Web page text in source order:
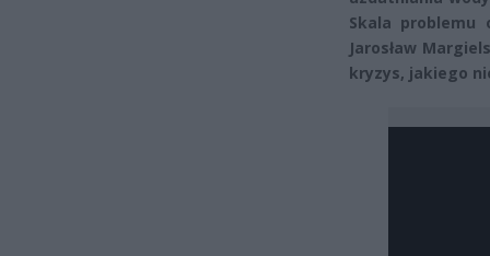
Skala problemu
Jarosław
kryzys, jakiego